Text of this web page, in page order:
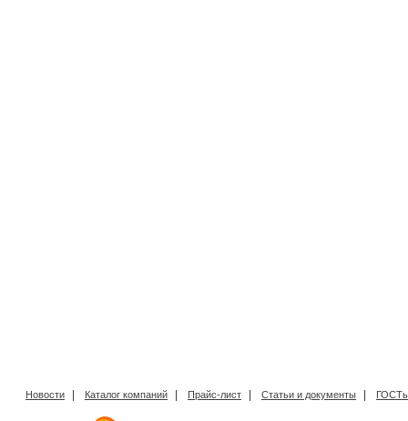
Новости | Каталог компаний | Прайс-лист | Статьи и документы |